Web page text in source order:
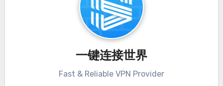
一键连接世界
Fast & Reliable VPN Provider